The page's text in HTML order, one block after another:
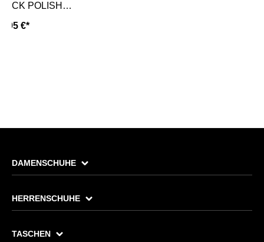
LACK POLISH
MULTICOLOR
8,95 €*
DAMENSCHUHE
HERRENSCHUHE
TASCHEN